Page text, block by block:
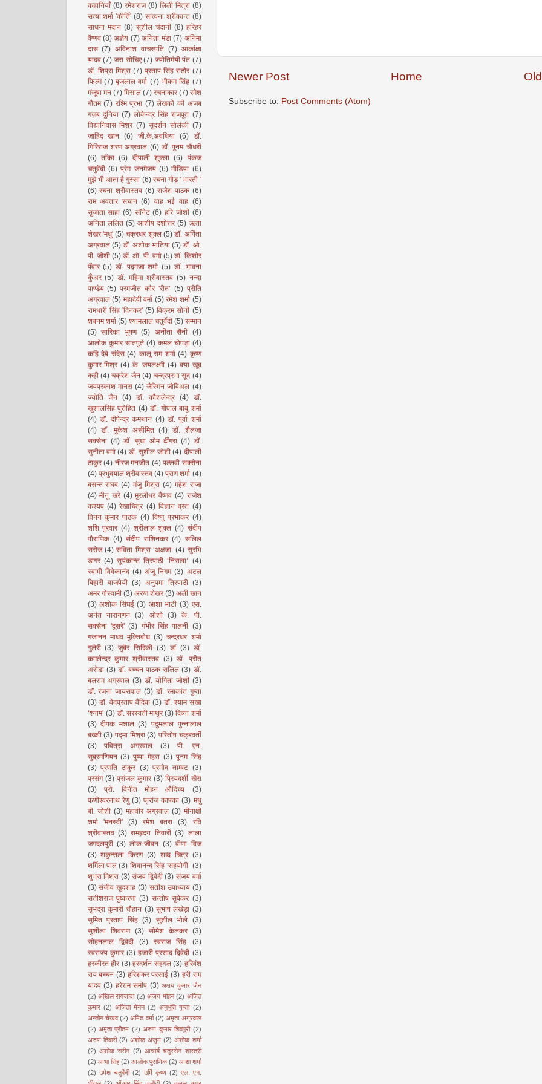
Newer Post Home
Subscribe to: Post Comments (Atom)
कहानियाँ (8) रमेशराज (8) लिली मित्रा (8)
सत्या शर्मा 'कीर्ति' (8) सांत्वना श्रीकान्त (8)
साधना मदान (8) सुशील चंदानी (8) हरिहर
वैष्णव (8) अज्ञेय (7) अनिता मंडा (7) अनिमा
दास (7) अविनाश वाचस्पति (7) आकांक्षा
यादव (7) जरा सोचिए (7) ज्योतिर्मयी पंत (7)
डॉ. शिप्रा मिश्रा (7) प्रताप सिंह राठौर (7)
फिल्म (7) बृजलाल वर्मा (7) भीकम सिंह (7)
मंजूषा मन (7) मिसाल (7) रचनाकार (7) रमेश
गौतम (7) रश्मि प्रभा (7) लेखकों की अजब
गज़ब दुनिया (7) लोकेन्द्र सिंह राजपूत (7)
विद्यानिवास मिश्र (7) सुदर्शन सोलंकी (7)
जाहिद खान (6) जी.के.अवधिया (6) डॉ.
गिरिराज शरण अग्रवाल (6) डॉ. पूनम चौधरी
(6) ताँका (6) दीपाली शुक्ला (6) पंकज
चतुर्वेदी (6) प्रेम जनमेजय (6) मीडिया (6)
मुझे भी आता है गुस्सा (6) रचना गौड़ ' भारती '
(6) रचना श्रीवास्तव (6) राजेश पाठक (6)
राम अवतार सचान (6) वाह भई वाह (6)
सुजाता साहा (6) सॉनेट (6) हरि जोशी (6)
अनिता ललित (5) आशीष दशोत्तर (5) ऋता
शेखर 'मधु' (5) चक्रधर शुक्ल (5) डॉ. अर्पिता
अग्रवाल (5) डॉ. अशोक भाटिया (5) डॉ. ओ.
पी. जोशी (5) डॉ. ओ. पी. वर्मा (5) डॉ. किशोर
पँवार (5) डॉ. पद्मजा शर्मा (5) डॉ. भावना
कुँअर (5) डॉ. महिमा श्रीवास्तव (5) नन्दा
पाण्डेय (5) परमजीत कौर 'रीत’ (5) प्रीति
अग्रवाल (5) महादेवी वर्मा (5) रमेश शर्मा (5)
रामधारी सिंह 'दिनकर' (5) विक्रम सोनी (5)
शबनम शर्मा (5) श्यामलाल चतुर्वेदी (5) सम्मान
(5) सारिका भूषण (5) अनीता सैनी (4)
आलोक कुमार सातपुते (4) कमल चोपड़ा (4)
कहि देबे संदेस (4) कालू राम शर्मा (4) कृष्ण
कुमार मिश्र (4) के. जयलक्ष्मी (4) क्या खूब
कही (4) चक्रेश जैन (4) चन्द्रप्रभा सूद (4)
जयप्रकाश मानस (4) जैस्मिन जोविअल (4)
ज्योति जैन
(4) डॉ. कौशलेन्द्र (4)
डॉ.
खुशालसिंह पुरोहित (4) डॉ. गोपाल बाबू शर्मा
(4) डॉ. दीपेन्द्र कमथान (4) डॉ. पूर्वा शर्मा
(4) डॉ. मुकेश असीमित (4) डॉ. शैलजा
सक्सेना (4) डॉ. सुधा ओम ढींगरा (4) डॉ.
सुनीता वर्मा (4) डॉ. सुशील जोशी (4) दीपाली
ठाकुर (4) नीरज मनजीत (4) पल्लवी सक्सेना
(4) प्रभुदयाल श्रीवास्तव (4) प्राण शर्मा (4)
बसन्त राघव (4) मंजु मिश्रा (4) महेश राजा
(4) मीनू खरे (4) मुरलीधर वैष्णव (4) राजेश
कश्यप (4) रेखाचित्र (4) विज्ञान व्रत (4)
विनय कुमार पाठक (4) विष्णु प्रभाकर (4)
शशि पुरवार (4) श्रीलाल शुक्ल (4) संदीप
पौराणिक (4) संदीप राशिनकर (4) सलिल
सरोज (4) सविता मिश्रा ‘अक्षजा’ (4) सुरभि
डागर (4) सूर्यकान्त त्रिपाठी ‘निराला’ (4)
स्वामी विवेकानंद (4) अंजू निगम (3) अटल
बिहारी वाजपेयी (3) अनुपमा त्रिपाठी (3)
अमर गोस्वामी (3) अरुण शेखर (3) अली खान
(3) अशोक सिंघई (3) आशा भाटी (3) एस.
अनंत नारायणन (3) ओशो (3) के. पी.
सक्सेना 'दूसरे' (3) गंभीर सिंह पालनी (3)
गजानन माधव मुक्तिबोध (3) चन्द्रधर शर्मा
गुलेरी (3) जुबैर सिद्दिकी (3) डॉ (3) डॉ.
कमलेन्द्र कुमार श्रीवास्तव (3) डॉ. प्रीत
अरोड़ा (3) डॉ. बच्चन पाठक सलिल (3) डॉ.
बलराम अग्रवाल (3) डॉ. योगिता जोशी (3)
डॉ. रंजना जायसवाल (3) डॉ. रमाकांत गुप्ता
(3) डॉ. वेदप्रताप वैदिक (3) डॉ. श्याम सखा
‘श्याम’ (3) डॉ. सरस्वती माथुर (3) दिव्या शर्मा
(3) दीपक मशाल (3) पदुमलाल पुन्नालाल
बख्शी (3) पद्मा मिश्रा (3) परितोष चक्रवर्ती
(3)
पवित्रा अग्रवाल (3)
पी. एन.
सुब्रमणियन (3) पुष्पा मेहरा (3) पूनम सिंह
(3) प्रणति ठाकुर (3) प्रमोद ताम्बट (3)
प्रसंग (3) प्रांजल कुमार (3) प्रियदर्शी खैरा
(3)
प्रो. विनीत मोहन औदिच्य
(3)
फणीश्वरनाथ रेणु (3) फ्रांज काफ्का (3) मधु
बी. जोशी (3) महावीर अग्रवाल (3) मीनाक्षी
शर्मा 'मनस्वी'
(3) रमेश बतरा (3)
रवि
श्रीवास्तव (3) रामहृदय तिवारी (3) लाला
जगदलपुरी (3) लोक-जीवन (3) वीणा विज
(3) शकुन्तला किरण (3) शब्द चित्र (3)
शर्मिला पाल (3) शिवानन्द सिंह ‘सहयोगी’ (3)
शुभ्रा मिश्रा (3) संजय द्विवेदी (3) संजय वर्मा
(3) संजीव खुदशाह (3) सतीश उपाध्याय (3)
सतीशराज पुष्करणा (3) सन्तोष सुपेकर (3)
सुभद्रा कुमारी चौहान (3) सुभाष लखेड़ा (3)
सुमित प्रताप सिंह (3) सुशील भोले (3)
सुशीला शिवराण
(3) सोमेश केलकर
(3)
सोहनलाल द्विवेदी
(3) स्वराज सिंह
(3)
स्वराज्य कुमार (3) हजारी प्रसाद द्विवेदी (3)
हरकीरत हीर (3) हरदर्शन सहगल (3) हरिवंश
राय बच्चन (3) हरिशंकर परसाई (3) हरी राम
यादव (3) हरेराम समीप (3) अक्षय कुमार जैन
(2) अखिल रायजादा (2) अजय मोहन (2) अजित
कुमार (2) अजिता मेनन (2) अनुभूति गुप्ता (2)
अन्तोन चेखव (2) अमित वर्मा (2) अमृता अग्रवाल
(2) अमृता प्रीतम (2) अरुण कुमार शिवपुरी (2)
अरुण तिवारी (2) अशोक अंजुम (2) अशोक शर्मा
(2) अशोक सरीन (2) आचार्य चतुरसेन शास्त्री
(2) आभा सिंह (2) आलोक पुराणिक (2) आशा शर्मा
(2) उमेश चतुर्वेदी (2) उर्मि कृष्ण (2) एल. एन.